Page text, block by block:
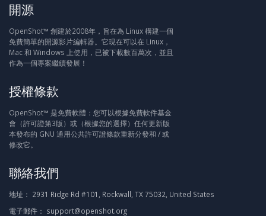
開源
OpenShot™ 創建於2008年，旨在為 Linux 構建一個
免費簡單的開源影片編輯器。它現在可以在 Linux，
Mac 和 Windows 上使用，已被下載數百萬次，並且
作為一個專案繼續發展！
授權條款
OpenShot™ 是免費軟體：您可以根據免費軟件基金
會（許可證第3版）或（根據您的選擇）任何更新版
本發布的 GNU 通用公共許可證條款重新分發和 / 或
修改它。
聯絡我們
地址： 2931 Ridge Rd #101, Rockwall, TX 75032, United States
電子郵件： support@openshot.org